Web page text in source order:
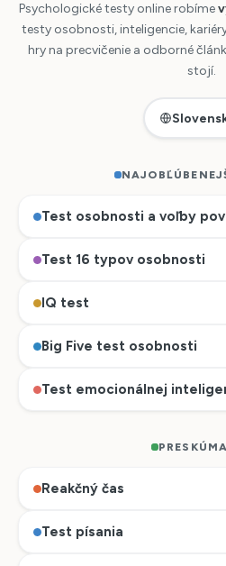
Psychologické testy online robíme
testy osobnosti, inteligencie,
hry na precvičenie a odborné
stojí.
Test osobnosti a voľby
Test 16 typov osobnosti
IQ test
Big Five test osobnosti
Test emocionálnej
Reakčný čas
Test písania